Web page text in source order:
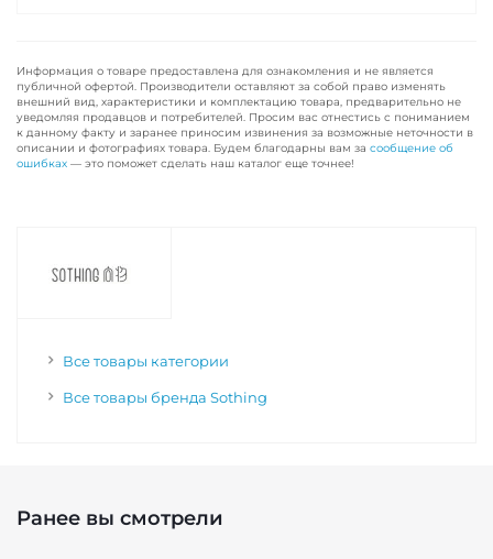
Информация о товаре предоставлена для ознакомления и не является
публичной офертой. Производители оставляют за собой право изменять
внешний вид, характеристики и комплектацию товара, предварительно не
уведомляя продавцов и потребителей. Просим вас отнестись с пониманием
к данному факту и заранее приносим извинения за возможные неточности в
описании и фотографиях товара. Будем благодарны вам за сообщение об
ошибках — это поможет сделать наш каталог еще точнее!
Все товары категории
Все товары бренда Sothing
Ранее вы смотрели